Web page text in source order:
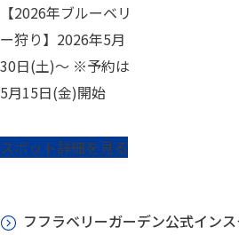
【2026年ブルーベリ
ー狩り】2026年5月
30日(土)～ ※予約は
5月15日(金)開始
スポット詳細を見る
フフラベリーガーデン公式イン